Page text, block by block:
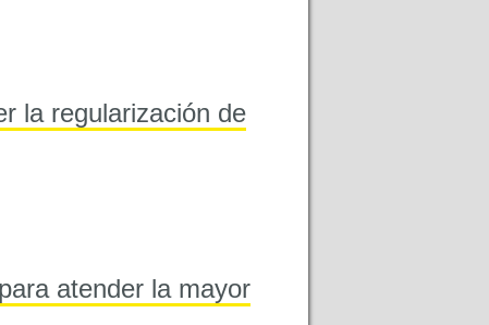
la regularización de
atender la mayor